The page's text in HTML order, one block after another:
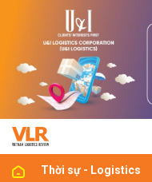
Thời sự - Logistics
luận